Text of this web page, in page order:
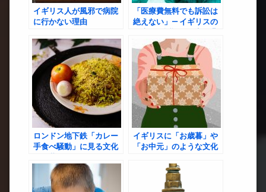
イギリス人が風邪で病院
に行かない理由
「医療費無料でも訴訟は
絶えない」— イギリスの
景にある制度の歪み
ロンドン地下鉄「カレー
手食べ騒動」に見る文化
だったのか？
イギリスに「お歳暮」や
「お中元」のような文化